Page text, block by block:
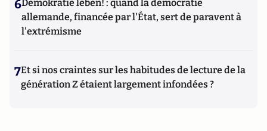
6Demokratie leben! : quand la démocratie
allemande, financée par l'État, sert de paravent à
l'extrémisme
7Et si nos craintes sur les habitudes de lecture de la
génération Z étaient largement infondées ?